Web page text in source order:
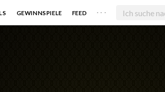
GEWINNSPIELE FEED . . .